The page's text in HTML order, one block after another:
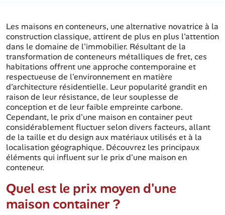
Les maisons en conteneurs, une alternative novatrice à la
construction classique, attirent de plus en plus l'attention
dans le domaine de l'immobilier. Résultant de la
transformation de conteneurs métalliques de fret, ces
habitations offrent une approche contemporaine et
respectueuse de l'environnement en matière
d'architecture résidentielle. Leur popularité grandit en
raison de leur résistance, de leur souplesse de
conception et de leur faible empreinte carbone.
Cependant, le prix d'une maison en container peut
considérablement fluctuer selon divers facteurs, allant
de la taille et du design aux matériaux utilisés et à la
localisation géographique. Découvrez les principaux
éléments qui influent sur le prix d'une maison en
conteneur.
Quel est le prix moyen d'une
maison container ?